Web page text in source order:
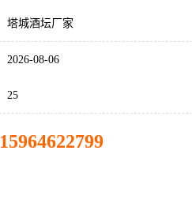
塔城酒坛厂家
2026-08-06
25
15964622799